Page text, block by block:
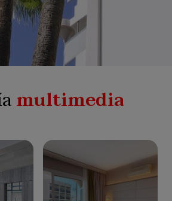
multimedia